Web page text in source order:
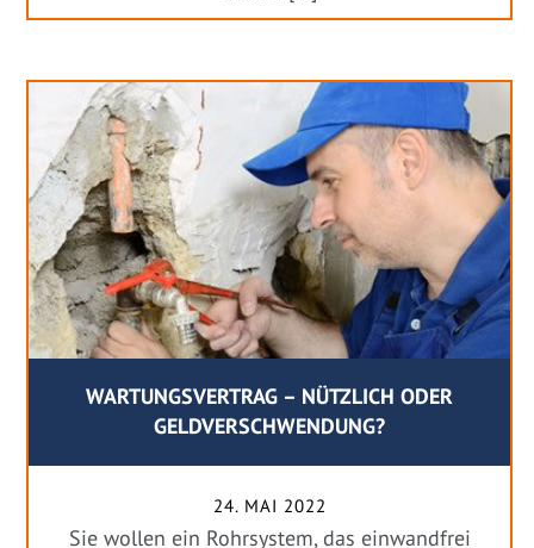
WARTUNGSVERTRAG – NÜTZLICH ODER
GELDVERSCHWENDUNG?
24. MAI 2022
Sie wollen ein Rohrsystem, das einwandfrei